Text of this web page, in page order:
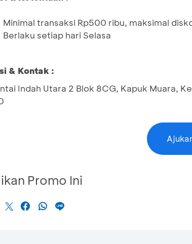
Minimal transaksi Rp500 ribu, maksimal
Berlaku setiap hari Selasa
& Kontak :
Indah Utara 2 Blok 8CG, Kapuk Muara,
Promo Ini